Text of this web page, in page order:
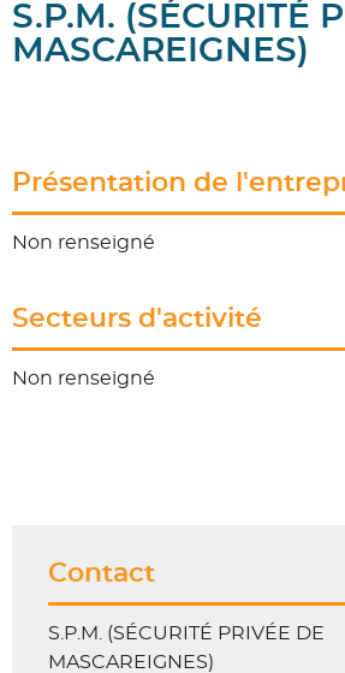
S.P.M. (SÉCURITÉ
MASCAREIGNES)
Présentation de
Non renseigné
Secteurs d'activité
Non renseigné
Contact
S.P.M. (SÉCURITÉ PRIVÉE DE
MASCAREIGNES)